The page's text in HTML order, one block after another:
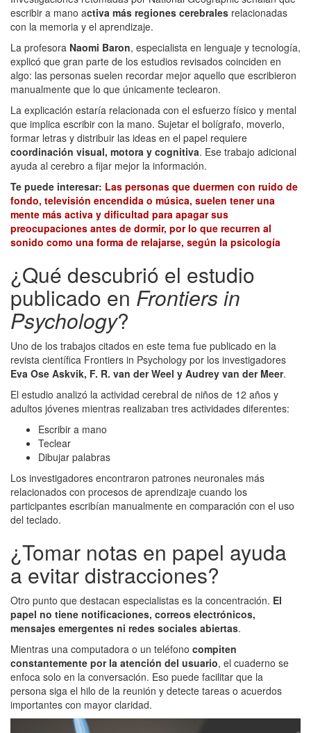
escribir a mano activa más regiones cerebrales relacionadas
con la memoria y el aprendizaje.
La profesora Naomi Baron, especialista en lenguaje y tecnología,
explicó que gran parte de los estudios revisados coinciden en
algo: las personas suelen recordar mejor aquello que escribieron
manualmente que lo que únicamente teclearon.
La explicación estaría relacionada con el esfuerzo físico y mental
que implica escribir con la mano. Sujetar el bolígrafo, moverlo,
formar letras y distribuir las ideas en el papel requiere
coordinación visual, motora y cognitiva. Ese trabajo adicional
ayuda al cerebro a fijar mejor la información.
Te puede interesar: Las personas que duermen con ruido de
fondo, televisión encendida o música, suelen tener una
mente más activa y dificultad para apagar sus
preocupaciones antes de dormir, por lo que recurren al
sonido como una forma de relajarse, según la psicología
¿Qué descubrió el estudio
publicado en Frontiers in
Psychology?
Uno de los trabajos citados en este tema fue publicado en la
revista científica Frontiers in Psychology por los investigadores
Eva Ose Askvik, F. R. van der Weel y Audrey van der Meer.
El estudio analizó la actividad cerebral de niños de 12 años y
adultos jóvenes mientras realizaban tres actividades diferentes:
Escribir a mano
Teclear
Dibujar palabras
Los investigadores encontraron patrones neuronales más
relacionados con procesos de aprendizaje cuando los
participantes escribían manualmente en comparación con el uso
del teclado.
¿Tomar notas en papel ayuda
a evitar distracciones?
Otro punto que destacan especialistas es la concentración. El
papel no tiene notificaciones, correos electrónicos,
mensajes emergentes ni redes sociales abiertas.
Mientras una computadora o un teléfono compiten
constantemente por la atención del usuario, el cuaderno se
enfoca solo en la conversación. Eso puede facilitar que la
persona siga el hilo de la reunión y detecte tareas o acuerdos
importantes con mayor claridad.